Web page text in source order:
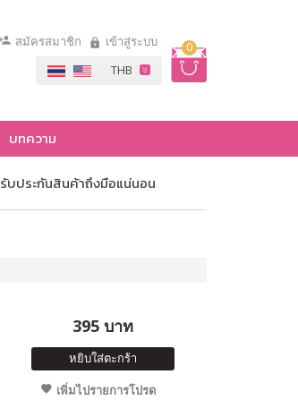
0
สมัครสมาชิก เข้าสู่ระบบ
บทความ
รับประกันสินค้าถึงมือแน่นอน
395 บาท
หยิบใส่ตะกร้า
เพิ่มไปรายการโปรด